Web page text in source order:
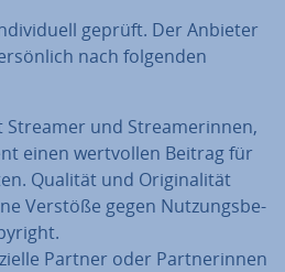
geprüft. Der Anbieter
nach folgenden
Streamer und Strea­me­rin­nen,
einen wert­vol­len Beitrag für
Qualität und Ori­gi­na­li­tät
Verstöße gegen Nut­zungs­be­
Partner oder Part­ne­rin­nen